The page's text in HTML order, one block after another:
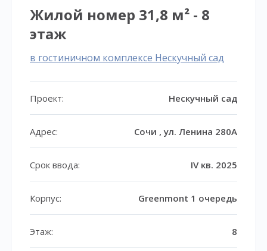
Жилой номер 31,8 м² - 8
этаж
в гостиничном комплексе Нескучный сад
Проект: Нескучный сад
Адрес: Сочи , ул. Ленина 280А
Срок ввода: IV кв. 2025
Корпус: Greenmont 1 очередь
Этаж: 8